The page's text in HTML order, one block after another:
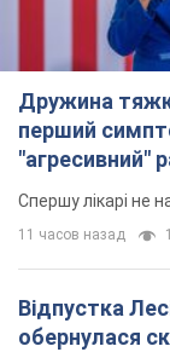
Дружина
перший
"агресивний"
Спершу лікарі не
11 часов назад
Відпустка
обернулася